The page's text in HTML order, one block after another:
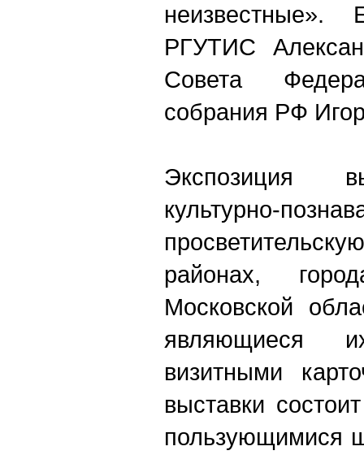
неизвестные».
РГУТИС
Совета
собрания РФ
Экспозиция
культурно-
районах,
Московской
являющиеся
визитными
выставки
пользующимися